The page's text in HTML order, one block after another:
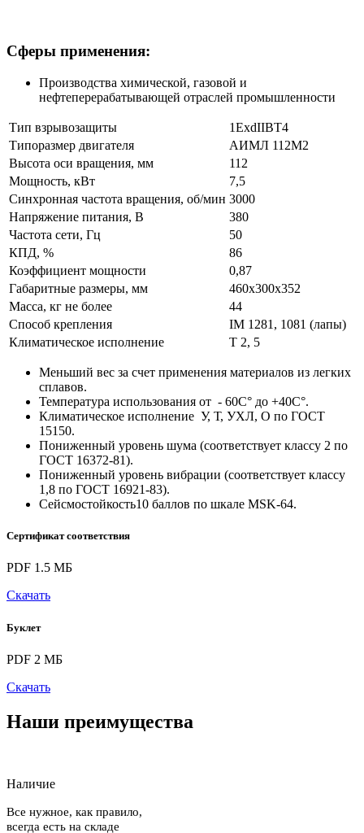
Сферы применения:
Производства химической, газовой и
нефтеперерабатывающей отраслей промышленности
Тип взрывозащиты
1ExdIIBT4
Типоразмер двигателя
АИМЛ 112М2
Высота оси вращения, мм
112
Мощность, кВт
7,5
Синхронная частота вращения, об/мин 3000
Напряжение питания, В
380
Частота сети, Гц
50
КПД, %
86
Коэффициент мощности
0,87
Габаритные размеры, мм
460х300х352
Масса, кг не более
44
Способ крепления
IM 1281, 1081 (лапы)
Климатическое исполнение
Т 2, 5
Меньший вес за счет применения материалов из легких
сплавов.
Температура использования от - 60С° до +40С°.
Климатическое исполнение У, Т, УХЛ, О по ГОСТ
15150.
Пониженный уровень шума (соответствует классу 2 по
ГОСТ 16372-81).
Пониженный уровень вибрации (соответствует классу
1,8 по ГОСТ 16921-83).
Сейсмостойкость10 баллов по шкале MSK-64.
Сертификат соответствия
PDF 1.5 МБ
Скачать
Буклет
PDF 2 МБ
Скачать
Наши преимущества
Наличие
Все нужное, как правило,
всегда есть на складе